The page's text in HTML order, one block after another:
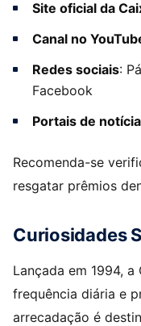
Site oficial da
Canal no
Redes sociais:
Facebook
Portais de
Recomenda-se
resgatar prêmios
Curiosidades
Lançada em 1994,
frequência diária e
arrecadação é